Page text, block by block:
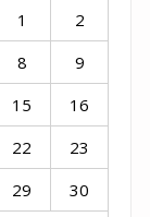
1
2
8
9
15
16
22
23
29
30